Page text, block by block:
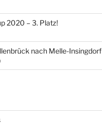
2020 – 3. Platz!
nach Melle-Insingdorf